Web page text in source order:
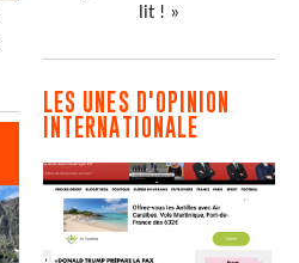
lit ! »
LES UNES D'OPINION
INTERNATIONALE